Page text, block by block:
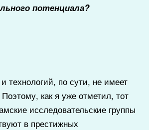
потенциала?
технологий, по сути, не имеет
Поэтому, как я уже отметил, тот
исследовательские группы
в престижных